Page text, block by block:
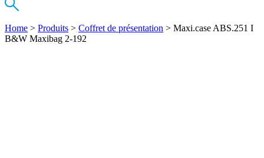
Home > Produits > Coffret de présentation > Maxi.case ABS.251 I
B&W Maxibag 2-192